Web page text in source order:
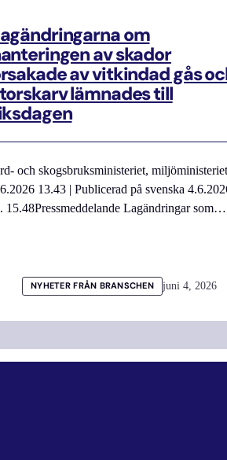
om
av skador
av vitkindad gås
lämnades till
och skogsbruksministeriet, miljöministeriet
13.43 | Publicerad på svenska
15.48Pressmeddelande Lagändringar som…
NYHETER FRÅN BRANSCHEN juni 4, 2026